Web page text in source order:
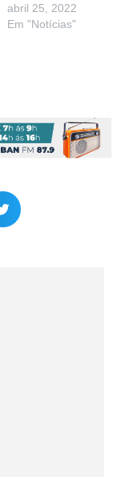
abril 25, 2022
Em "Notícias"